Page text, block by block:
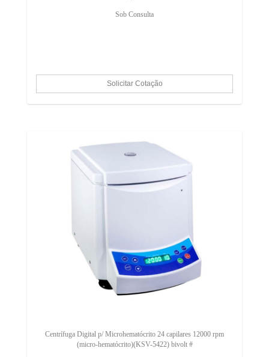
Sob Consulta
Centrífuga Digital p/ Microhematócrito 24 capilares 12000 rpm
(micro-hematócrito)(KSV-5422) bivolt #